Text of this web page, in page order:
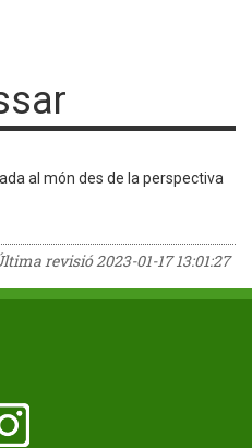
al món des de la perspectiva
revisió2023-01-17 13:01:27